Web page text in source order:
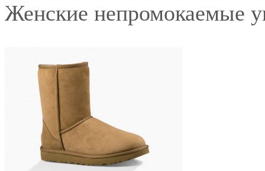
Женские непромокаемые